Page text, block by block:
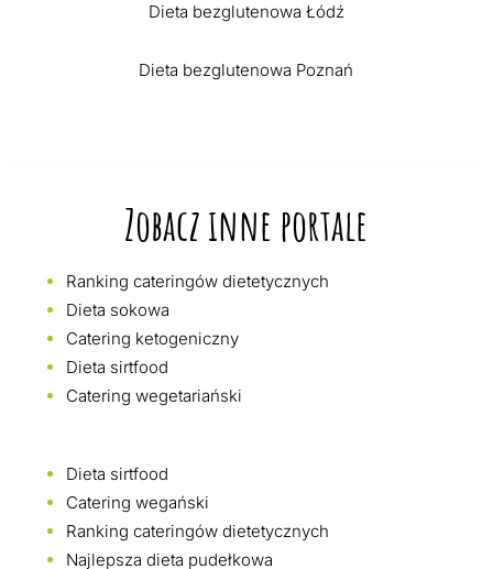
Dieta bezglutenowa Łódź
Dieta bezglutenowa Poznań
Zobacz inne portale
Ranking cateringów dietetycznych
Dieta sokowa
Catering ketogeniczny
Dieta sirtfood
Catering wegetariański
Dieta sirtfood
Catering wegański
Ranking cateringów dietetycznych
Najlepsza dieta pudełkowa